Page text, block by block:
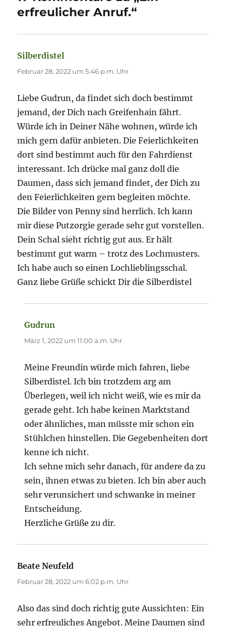
erfreulicher Anruf.“
Silberdistel
Februar 28, 2022 um 5:46 p.m. Uhr
Liebe Gudrun, da findet sich doch bestimmt
jemand, der Dich nach Greifenhain fährt.
Würde ich in Deiner Nähe wohnen, würde ich
mich gern dafür anbieten. Die Feierlichkeiten
dort sind bestimmt auch für den Fahrdienst
interessant. Ich drücke mal ganz doll die
Daumen, dass sich jemand findet, der Dich zu
den Feierlichkeiten gern begleiten möchte.
Die Bilder von Penny sind herrlich. Ich kann
mir diese Putzorgie gerade sehr gut vorstellen.
Dein Schal sieht richtig gut aus. Er hält
bestimmt gut warm – trotz des Lochmusters.
Ich habe auch so einen Lochlieblingsschal.
Ganz liebe Grüße schickt Dir die Silberdistel
Gudrun
März 1, 2022 um 11:00 a.m. Uhr
Meine Freundin würde mich fahren, liebe
Silberdistel. Ich bin trotzdem arg am
Überlegen, weil ich nicht weiß, wie es mir da
gerade geht. Ich habe keinen Marktstand
oder ähnliches, man müsste mir schon ein
Stühlchen hinstellen. Die Gegebenheiten dort
kenne ich nicht.
Ich sehne mich sehr danach, für andere da zu
sein, ihnen etwas zu bieten. Ich bin aber auch
sehr verunsichert und schwanke in meiner
Entscheidung.
Herzliche Grüße zu dir.
Beate Neufeld
Februar 28, 2022 um 6:02 p.m. Uhr
Also das sind doch richtig gute Aussichten: Ein
sehr erfreuliches Angebot. Meine Daumen sind